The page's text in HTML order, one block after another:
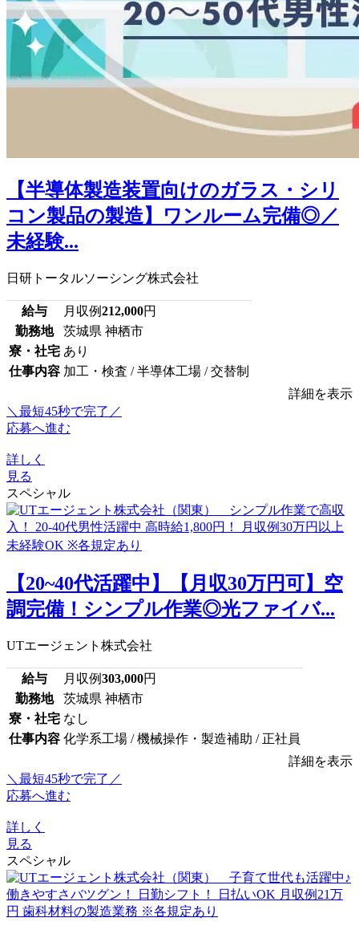
【半導体製造装置向けのガラス・シリ
コン製品の製造】ワンルーム完備◎／
未経験...
日研トータルソーシング株式会社
給与 月収例212,000円
勤務地
茨城県 神栖市
寮・社宅 あり
仕事内容 加工・検査 / 半導体工場 / 交替制
詳細を表示
＼最短45秒で完了／
応募へ進む
詳しく
見る
スペシャル
【20~40代活躍中】【月収30万円可】空
調完備！シンプル作業◎光ファイバ...
UTエージェント株式会社
給与 月収例303,000円
勤務地
茨城県 神栖市
寮・社宅 なし
仕事内容 化学系工場 / 機械操作・製造補助 / 正社員
詳細を表示
＼最短45秒で完了／
応募へ進む
詳しく
見る
スペシャル